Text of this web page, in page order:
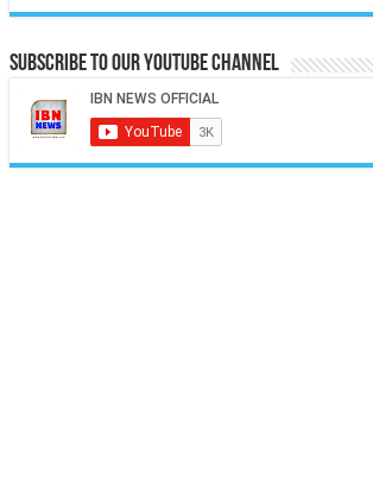
Subscribe to our Youtube Channel